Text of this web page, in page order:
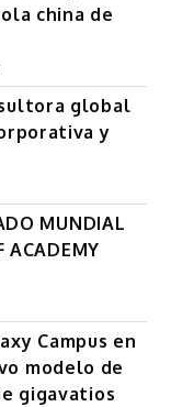
china de
global
y
MUNDIAL
ACADEMY
Campus en
modelo de
gigavatios